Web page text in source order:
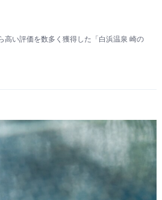
い評価を数多く獲得した「白浜温泉 崎の